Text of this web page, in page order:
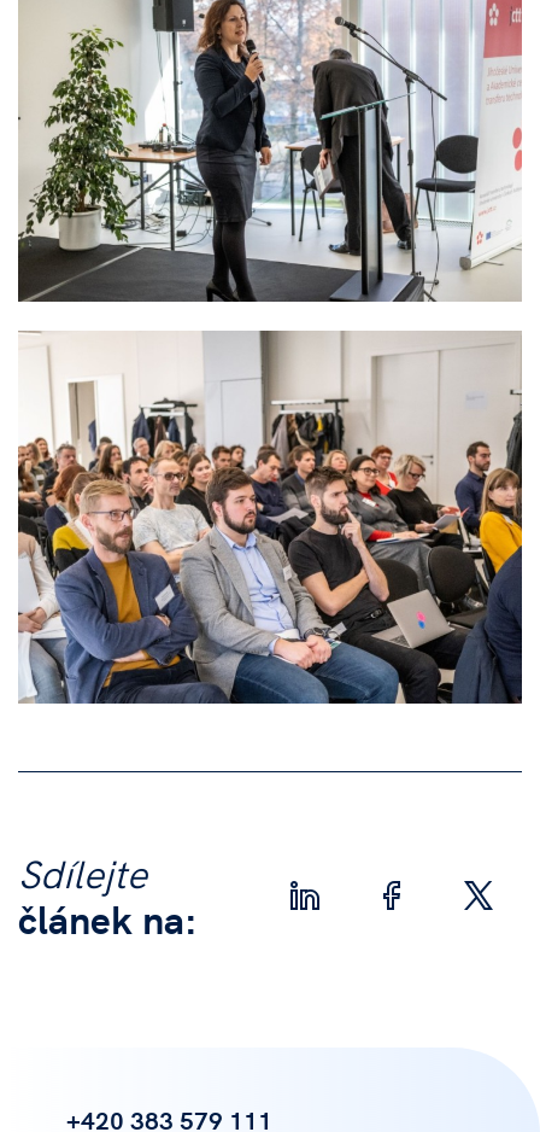
Sdílejte
článek na:
+420 383 579 111